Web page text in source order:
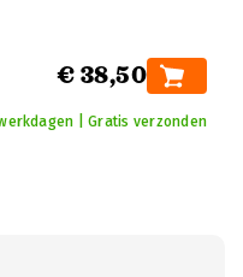
€ 38,50
| Gratis verzonden